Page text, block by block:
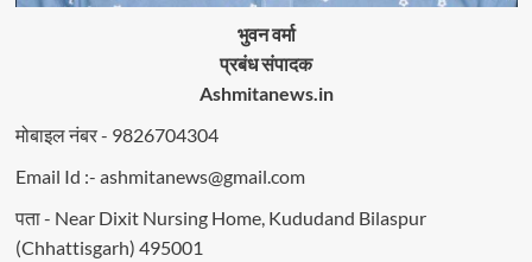
भुवन वर्मा
प्रबंध संपादक
Ashmitanews.in
मोबाइल नंबर - 9826704304
Email Id :- ashmitanews@gmail.com
पता - Near Dixit Nursing Home, Kududand Bilaspur
(Chhattisgarh) 495001